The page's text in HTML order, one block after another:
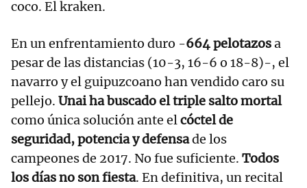
coco. El kraken.
En un enfrentamiento duro -664 pelotazosa
pesar de las distancias (10-3, 16-6 o 18-8)-, el
navarro y el guipuzcoano han vendido caro su
pellejo. Unai ha buscado el triple salto mortal
como única solución ante elcóctel de
seguridad, potencia y defensade los
campeones de 2017. No fue suficiente. Todos
los días no son fiesta. En definitiva, un recital